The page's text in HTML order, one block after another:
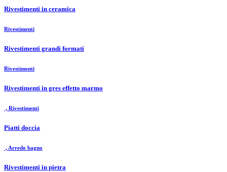
Rivestimenti in ceramica
Rivestimenti
Rivestimenti grandi formati
Rivestimenti
Rivestimenti in gres effetto marmo
, Rivestimenti
Piatti doccia
, Arredo bagno
Rivestimenti in pietra